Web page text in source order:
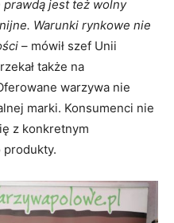
jest też wolny
Warunki rynkowe nie
– mówił szef Unii
także na
warzywa nie
marki. Konsumenci nie
z konkretnym
produkty.